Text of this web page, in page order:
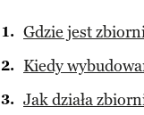
Gdzie jest
Kiedy
Jak działa